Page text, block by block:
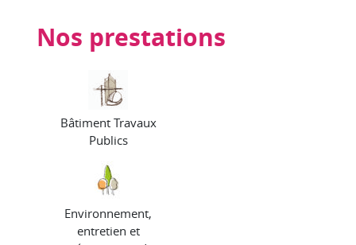
Nos prestations
Bâtiment Travaux
Publics
Environnement,
entretien et